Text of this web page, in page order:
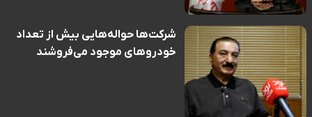
شرکت‌ها حواله‌هایی بیش از تعداد
خودروهای موجود می‌فروشند